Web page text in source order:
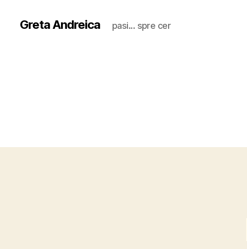
Greta Andreica pasi... spre cer